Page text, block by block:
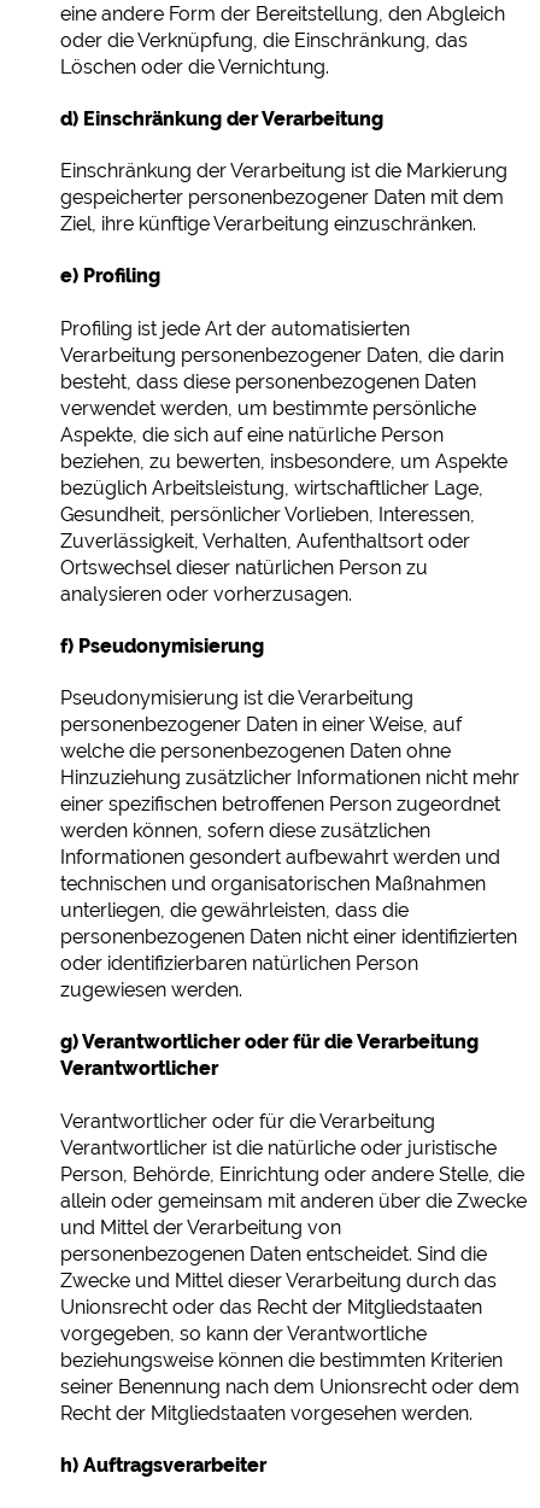
eine andere Form der Bereitstellung, den Abgleich
oder die Verknüpfung, die Einschränkung, das
Löschen oder die Vernichtung.
d) Einschränkung der Verarbeitung
Einschränkung der Verarbeitung ist die Markierung
gespeicherter personenbezogener Daten mit dem
Ziel, ihre künftige Verarbeitung einzuschränken.
e) Profiling
Profiling ist jede Art der automatisierten
Verarbeitung personenbezogener Daten, die darin
besteht, dass diese personenbezogenen Daten
verwendet werden, um bestimmte persönliche
Aspekte, die sich auf eine natürliche Person
beziehen, zu bewerten, insbesondere, um Aspekte
bezüglich Arbeitsleistung, wirtschaftlicher Lage,
Gesundheit, persönlicher Vorlieben, Interessen,
Zuverlässigkeit, Verhalten, Aufenthaltsort oder
Ortswechsel dieser natürlichen Person zu
analysieren oder vorherzusagen.
f) Pseudonymisierung
Pseudonymisierung ist die Verarbeitung
personenbezogener Daten in einer Weise, auf
welche die personenbezogenen Daten ohne
Hinzuziehung zusätzlicher Informationen nicht mehr
einer spezifischen betroffenen Person zugeordnet
werden können, sofern diese zusätzlichen
Informationen gesondert aufbewahrt werden und
technischen und organisatorischen Maßnahmen
unterliegen, die gewährleisten, dass die
personenbezogenen Daten nicht einer identifizierten
oder identifizierbaren natürlichen Person
zugewiesen werden.
g) Verantwortlicher oder für die Verarbeitung
Verantwortlicher
Verantwortlicher oder für die Verarbeitung
Verantwortlicher ist die natürliche oder juristische
Person, Behörde, Einrichtung oder andere Stelle, die
allein oder gemeinsam mit anderen über die Zwecke
und Mittel der Verarbeitung von
personenbezogenen Daten entscheidet. Sind die
Zwecke und Mittel dieser Verarbeitung durch das
Unionsrecht oder das Recht der Mitgliedstaaten
vorgegeben, so kann der Verantwortliche
beziehungsweise können die bestimmten Kriterien
seiner Benennung nach dem Unionsrecht oder dem
Recht der Mitgliedstaaten vorgesehen werden.
h) Auftragsverarbeiter